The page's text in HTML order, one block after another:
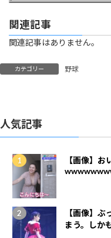
関連記事
関連記事はありません。
カテゴリー 野球
人気記事
【画像】
【画像】
まう。しか